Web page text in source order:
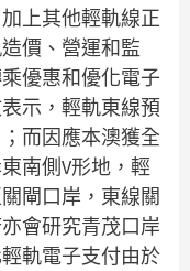
上其他輕軌線正
價、營運和監
優惠和優化電子
示，輕軌東線預
而因應本澳獲全
南側V形地，輕
閘口岸，東線關
會研究青茂口岸
軌電子支付由於